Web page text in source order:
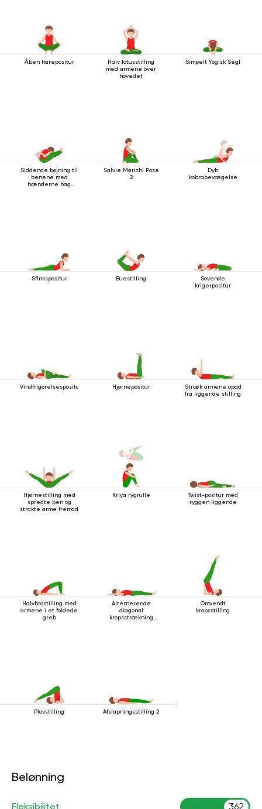
Åben harepositur
Halv lotusstilling
med armene over
hovedet
Simpelt Yogisk Segl
Siddende bøjning til
benene med
hænderne bag
Salvie Marichi Pose
2
Dyb
kobrabevægelse
Sfinkspositur Buestilling
Sovende
krigerpositur
Vindfrigørelsespositur Hjørnepositur
Stræk armene opad
fra liggende stilling
Hjørnestilling med
spredte ben og
strakte arme fremad
Kriya rygrulle
Twist-positur med
ryggen liggende
Halvbrostilling med
armene i et foldede
greb
Alternerende
diagonal
kropsstrækning
Omvendt
kropsstilling
Plovstilling Afslapningsstilling 2
Belønning
Fleksibilitet 362